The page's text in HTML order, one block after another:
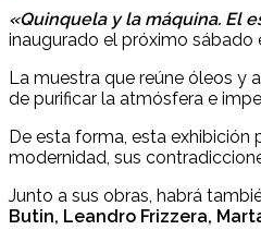
«Quinquela y la máquina. El
inaugurado el próximo sábado
La muestra que reúne óleos y
de purificar la atmósfera e
De esta forma, esta exhibición
modernidad, sus
Junto a sus obras, habrá
Butin, Leandro Frizzera,